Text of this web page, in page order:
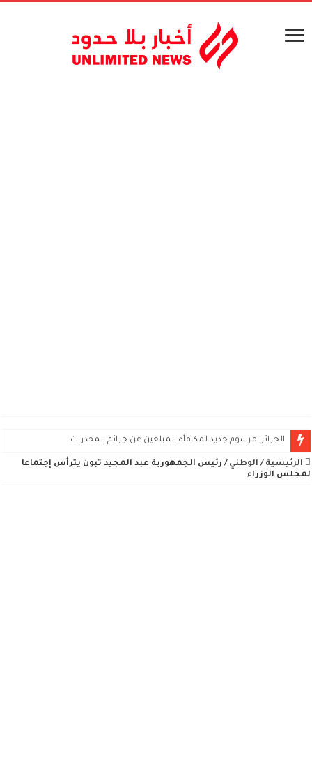
الجزائر: مرسوم جديد لمكافأة المبلغين عن جرائم المخدرات
الرئيسية / الوطني / رئيس الجمهورية عبد المجيد تبون يترأس إجتماعا
لمجلس الوزراء